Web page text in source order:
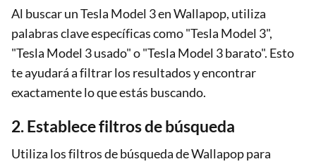
Al buscar un Tesla Model 3 en Wallapop, utiliza
palabras clave específicas como "Tesla Model 3",
"Tesla Model 3 usado" o "Tesla Model 3 barato". Esto
te ayudará a filtrar los resultados y encontrar
exactamente lo que estás buscando.
2. Establece filtros de búsqueda
Utiliza los filtros de búsqueda de Wallapop para